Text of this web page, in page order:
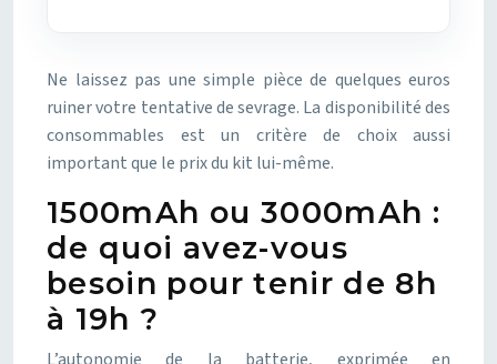
Ne laissez pas une simple pièce de quelques euros
ruiner votre tentative de sevrage. La disponibilité des
consommables est un critère de choix aussi
important que le prix du kit lui-même.
1500mAh ou 3000mAh :
de quoi avez-vous
besoin pour tenir de 8h
à 19h ?
L’autonomie de la batterie, exprimée en